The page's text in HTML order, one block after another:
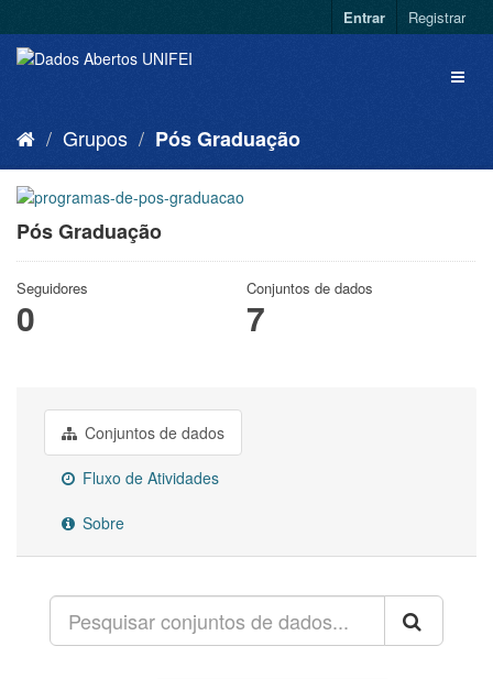
Entrar Registrar
Grupos Pós Graduação
Pós Graduação
Seguidores
0
Conjuntos de dados
7
Conjuntos de dados
Fluxo de Atividades
Sobre